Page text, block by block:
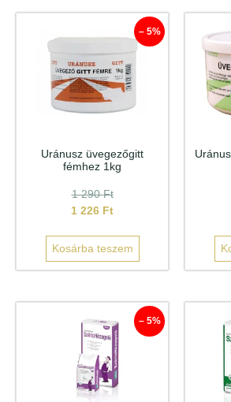
– 5%
Uránusz üvegezőgitt
fémhez 1kg
1 290Ft
1 226 Ft
Kosárba teszem
– 5%